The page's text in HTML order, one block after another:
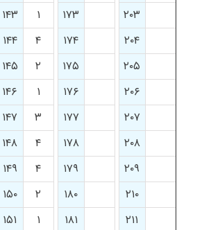
۲۰۳ ۱۷۳ ۱ ۱۴۳
۲۰۴
۱۷۴ ۴ ۱۴۴
۲۰۵
۱۷۵ ۲ ۱۴۵
۲۰۶
۱۷۶ ۱ ۱۴۶
۲۰۷
۱۷۷ ۳ ۱۴۷
۲۰۸
۱۷۸ ۴ ۱۴۸
۲۰۹
۱۷۹ ۴ ۱۴۹
۲۱۰
۱۸۰ ۲ ۱۵۰
۲۱۱
۱۸۱ ۱ ۱۵۱